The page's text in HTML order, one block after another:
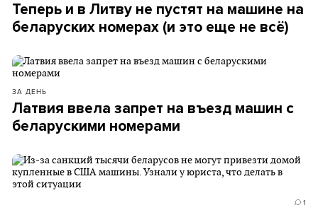
Теперь и в Литву не пустят на машине на
беларуских номерах (и это еще не всё)
ЗА ДЕНЬ
Латвия ввела запрет на въезд машин с
беларускими номерами
1